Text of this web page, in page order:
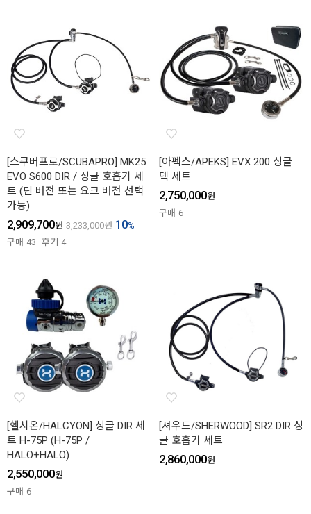
[스쿠버프로/SCUBAPRO] MK25
EVO S600 DIR / 싱글 호흡기 세
트 (딘 버전 또는 요크 버전 선택
가능)
2,909,700원 3,233,000원 10%
구매 43 후기 4
[아펙스/APEKS] EVX 200 싱글
텍 세트
2,750,000원
구매 6
[헬시온/HALCYON] 싱글 DIR 세
트 H-75P (H-75P /
HALO+HALO)
2,550,000원
구매 6
[셔우드/SHERWOOD] SR2 DIR 싱
글 호흡기 세트
2,860,000원